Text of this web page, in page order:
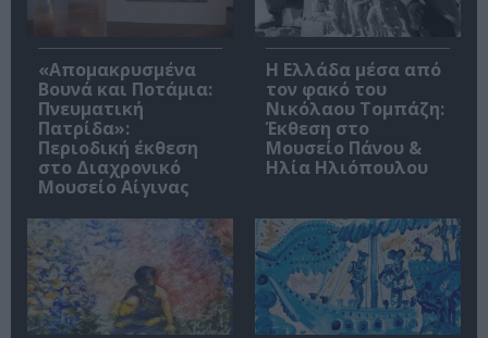
«Απομακρυσμένα
Βουνά και Ποτάμια:
Πνευματική
Πατρίδα»:
Περιοδική έκθεση
στο Διαχρονικό
Μουσείο Αίγινας
Η Ελλάδα μέσα από
τον φακό του
Νικόλαου Τομπάζη:
Έκθεση στο
Μουσείο Πάνου &
Ηλία Ηλιόπουλου